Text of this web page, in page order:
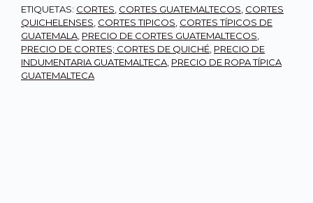
ETIQUETAS: CORTES, CORTES GUATEMALTECOS, CORTES
QUICHELENSES, CORTES TIPICOS, CORTES TÍPICOS DE
GUATEMALA, PRECIO DE CORTES GUATEMALTECOS,
PRECIO DE CORTES; CORTES DE QUICHÉ, PRECIO DE
INDUMENTARIA GUATEMALTECA, PRECIO DE ROPA TÍPICA
GUATEMALTECA